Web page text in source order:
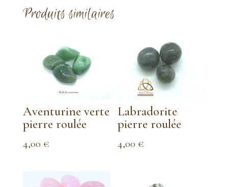
Produits similaires
Aventurine verte
pierre roulée
4,00 €
Labradorite
pierre roulée
4,00€